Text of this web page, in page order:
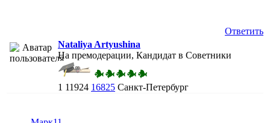
Ответить
Nataliya Artyushina
На премодерации, Кандидат в Советники
1 11924 16825 Санкт-Петербург